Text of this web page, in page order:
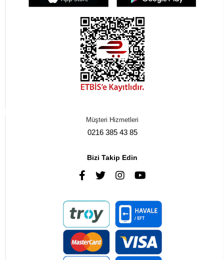
Müşteri Hizmetleri
0216 385 43 85
Bizi Takip Edin